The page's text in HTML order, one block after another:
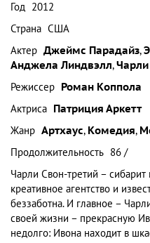
Год 2012
Страна США
Актер Джеймс Парадайз,
Анджела Линдвэлл,
Режиссер Роман Коппола
Актриса Патриция Аркетт
Жанр Артхаус, Комедия,
Продолжительность 86 /
Чарли Свон-третий – сибарит
креативное агентство и
беззаботна. И главное –
своей жизни – прекрасную
недолго: Ивона находит в